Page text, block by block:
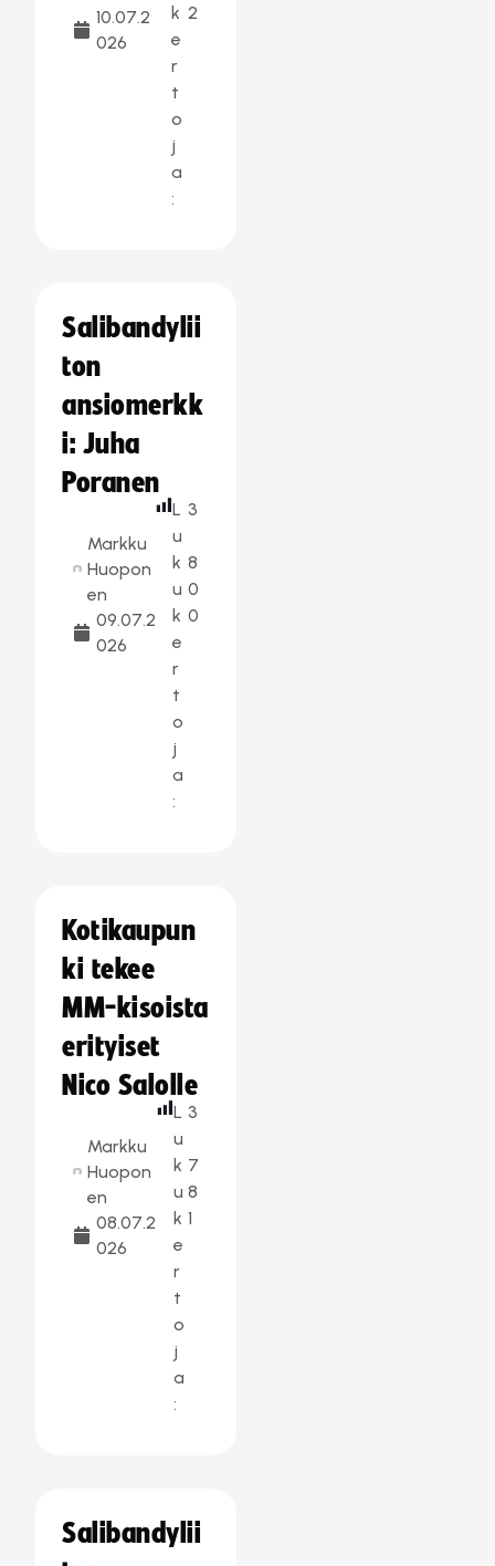
10.07.2
026
k
e
r
t
o
j
a
:
2
Salibandylii
ton
ansiomerkk
i: Juha
Poranen
Markku
Huopon
en
09.07.2
026
L
u
k
u
k
e
r
t
o
j
a
:
3
8
0
0
Kotikaupun
ki tekee
MM-kisoista
erityiset
Nico Salolle
Markku
Huopon
en
08.07.2
026
L
u
k
u
k
e
r
t
o
j
a
:
3
7
8
1
Salibandylii